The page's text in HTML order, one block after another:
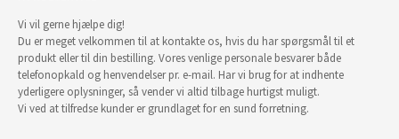
Vi vil gerne hjælpe dig!
Du er meget velkommen til at kontakte os, hvis du har spørgsmål til et
produkt eller til din bestilling. Vores venlige personale besvarer både
telefonopkald og henvendelser pr. e-mail. Har vi brug for at indhente
yderligere oplysninger, så vender vi altid tilbage hurtigst muligt.
Vi ved at tilfredse kunder er grundlaget for en sund forretning.